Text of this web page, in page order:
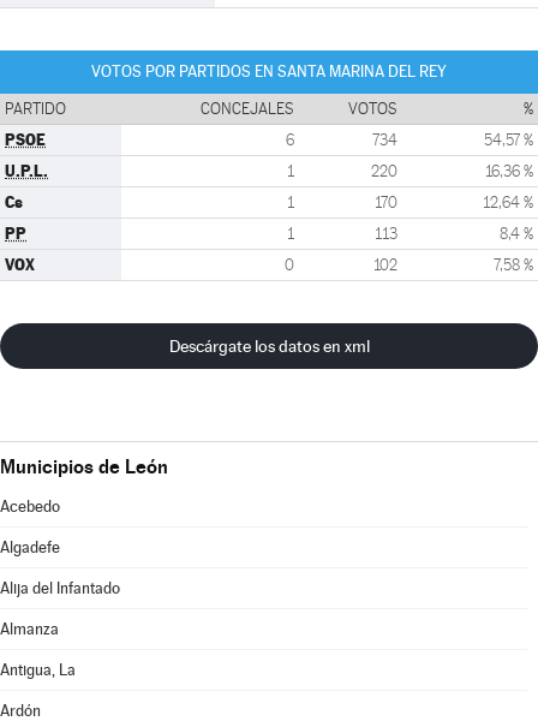
VOTOS POR PARTIDOS EN SANTA MARINA DEL REY
PARTIDO CONCEJALES VOTOS %
PSOE 6 734 54,57 %
U.P.L. 1 220 16,36 %
Cs 1 170 12,64 %
PP 1 113 8,4 %
VOX 0 102 7,58 %
Descárgate los datos en xml
Municipios de León
Acebedo
Algadefe
Alija del Infantado
Almanza
Antigua, La
Ardón